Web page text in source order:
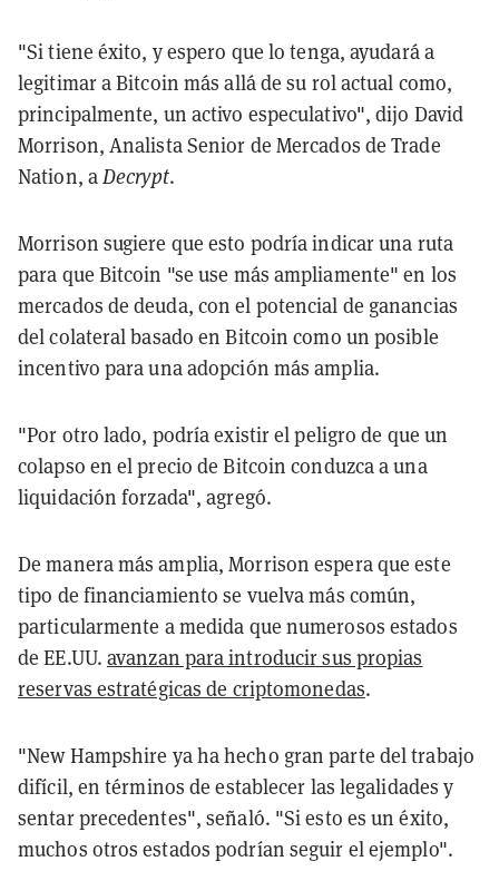
"Si tiene éxito, y espero que lo tenga, ayudará a
legitimar a Bitcoin más allá de su rol actual como,
principalmente, un activo especulativo", dijo David
Morrison, Analista Senior de Mercados de Trade
Nation, aDecrypt.
Morrison sugiere que esto podría indicar una ruta
para que Bitcoin "se use más ampliamente" en los
mercados de deuda, con el potencial de ganancias
del colateral basado en Bitcoin como un posible
incentivo para una adopción más amplia.
"Por otro lado, podría existir el peligro de que un
colapso en el precio de Bitcoin conduzca a una
liquidación forzada", agregó.
De manera más amplia, Morrison espera que este
tipo de financiamiento se vuelva más común,
particularmente a medida que numerosos estados
de EE.UU. avanzan para introducir sus propias
reservas estratégicas de criptomonedas.
"New Hampshire ya ha hecho gran parte del trabajo
difícil, en términos de establecer las legalidades y
sentar precedentes", señaló. "Si esto es un éxito,
muchos otros estados podrían seguir el ejemplo".